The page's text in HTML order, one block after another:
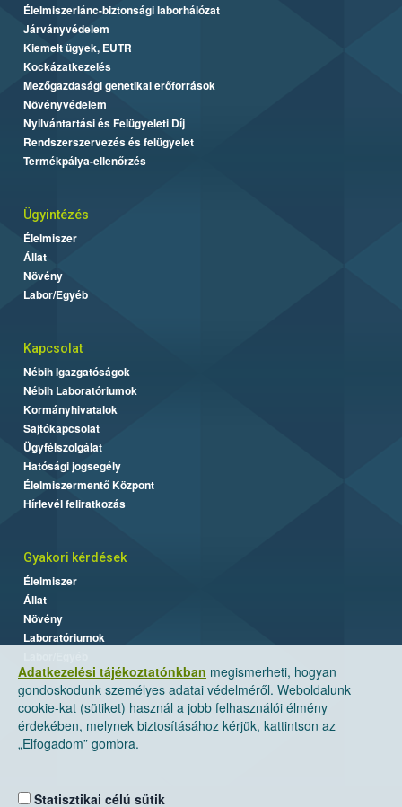
Adatkezelési tájékoztatónkban megismerheti, hogyan
gondoskodunk személyes adatai védelméről. Weboldalunk
cookie-kat (sütiket) használ a jobb felhasználói élmény
érdekében, melynek biztosításához kérjük, kattintson az
„Elfogadom” gombra.
Statisztikai célú sütik
Élelmiszerlánc-biztonsági laborhálózat
Járványvédelem
Kiemelt ügyek, EUTR
Kockázatkezelés
Mezőgazdasági genetikai erőforrások
Növényvédelem
Nyilvántartási és Felügyeleti Díj
Rendszerszervezés és felügyelet
Termékpálya-ellenőrzés
Ügyintézés
Élelmiszer
Állat
Növény
Labor/Egyéb
Kapcsolat
Nébih Igazgatóságok
Nébih Laboratóriumok
Kormányhivatalok
Sajtókapcsolat
Ügyfélszolgálat
Hatósági jogsegély
Élelmiszermentő Központ
Hírlevél feliratkozás
Gyakori kérdések
Élelmiszer
Állat
Növény
Laboratóriumok